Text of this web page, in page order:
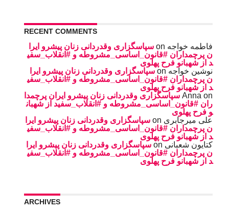
RECENT COMMENTS
فاطمه خواجه
سپاسگزاری وقدردانی زنان پیشرو ایرا
ن پرچمداران #قانون_اساسی_مشروطه و #انقلاب_سفی
د از شهبانو فرح پهلوی
نوشین خواجه
سپاسگزاری وقدردانی زنان پیشرو ایرا
ن پرچمداران #قانون_اساسی_مشروطه و #انقلاب_سفی
د از شهبانو فرح پهلوی
Anna on
سپاسگزاری وقدردانی زنان پیشرو ایران پرچمدا
ران #قانون_اساسی_مشروطه و #انقلاب_سفید از شهبان
و فرح پهلوی
على ميرجابرى
سپاسگزاری وقدردانی زنان پیشرو ایرا
ن پرچمداران #قانون_اساسی_مشروطه و #انقلاب_سفی
د از شهبانو فرح پهلوی
کتایون شعبانی
سپاسگزاری وقدردانی زنان پیشرو ایرا
ن پرچمداران #قانون_اساسی_مشروطه و #انقلاب_سفی
د از شهبانو فرح پهلوی
ARCHIVES